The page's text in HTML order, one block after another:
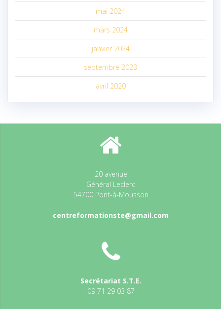
mai 2024
mars 2024
janvier 2024
septembre 2023
avril 2020
20 avenue
Général Leclerc
54700 Pont-à-Mousson
centreformationste@gmail.com
Secrétariat S.T.E.
09 71 29 03 87